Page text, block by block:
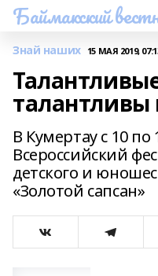
Баймакский
Знай наших 15 МАЯ 2019,
талантливы
В Кумертау с 10
Всероссийский
детского и
«Золотой сапсан»